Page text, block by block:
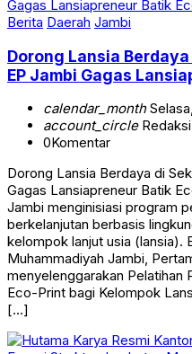
Berita Daerah Jambi
Dorong Lansia
EP Jambi Gagas
calendar_month
account_circleRedaksi
0Komentar
Dorong Lansia Berdaya di
Gagas Lansiapreneur Batik
Jambi menginisiasi program
berkelanjutan berbasis
kelompok lanjut usia (lansia).
Muhammadiyah Jambi,
menyelenggarakan Pelatihan
Eco-Print bagi Kelompok
[…]